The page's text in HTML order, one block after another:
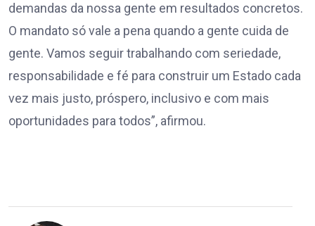
demandas da nossa gente em resultados concretos.
O mandato só vale a pena quando a gente cuida de
gente. Vamos seguir trabalhando com seriedade,
responsabilidade e fé para construir um Estado cada
vez mais justo, próspero, inclusivo e com mais
oportunidades para todos”, afirmou.